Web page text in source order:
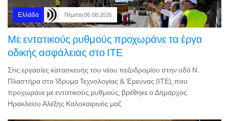
Με εντατικούς ρυθμούς προχωράνε τα έργα
οδικής ασφάλειας στο ΙΤΕ
Στις εργασίες κατασκευής του νέου πεζοδρομίου στην οδό Ν.
Πλαστήρα στο Ίδρυμα Τεχνολογίας & Έρευνας (ΙΤΕ), που
προχωράνε με εντατικούς ρυθμούς, βρέθηκε ο Δήμαρχος
Ηρακλείου Αλέξης Καλοκαιρινός μαζ